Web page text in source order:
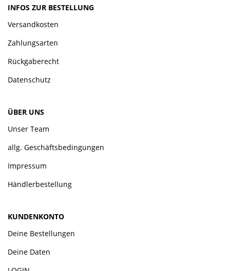
INFOS ZUR BESTELLUNG
Versandkosten
Zahlungsarten
Rückgaberecht
Datenschutz
ÜBER UNS
Unser Team
allg. Geschäftsbedingungen
Impressum
Händlerbestellung
KUNDENKONTO
Deine Bestellungen
Deine Daten